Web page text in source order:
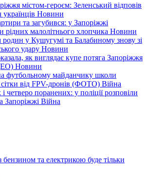
містом-героєм: Зеленський відповів
Новини
та загубився: у Запоріжжі
рідних малолітнього хлопчика Новини
у Кушугумі та Балабиному знову зі
удару Новини
як виглядає купе потяга Запоріжжя
Новини
футбольному майданчику школи
сітки від FPV-дронів (ФОТО) Війна
четверо поранених: у поліції розповіли
Запоріжжі Війна
та електрикою буде тільки